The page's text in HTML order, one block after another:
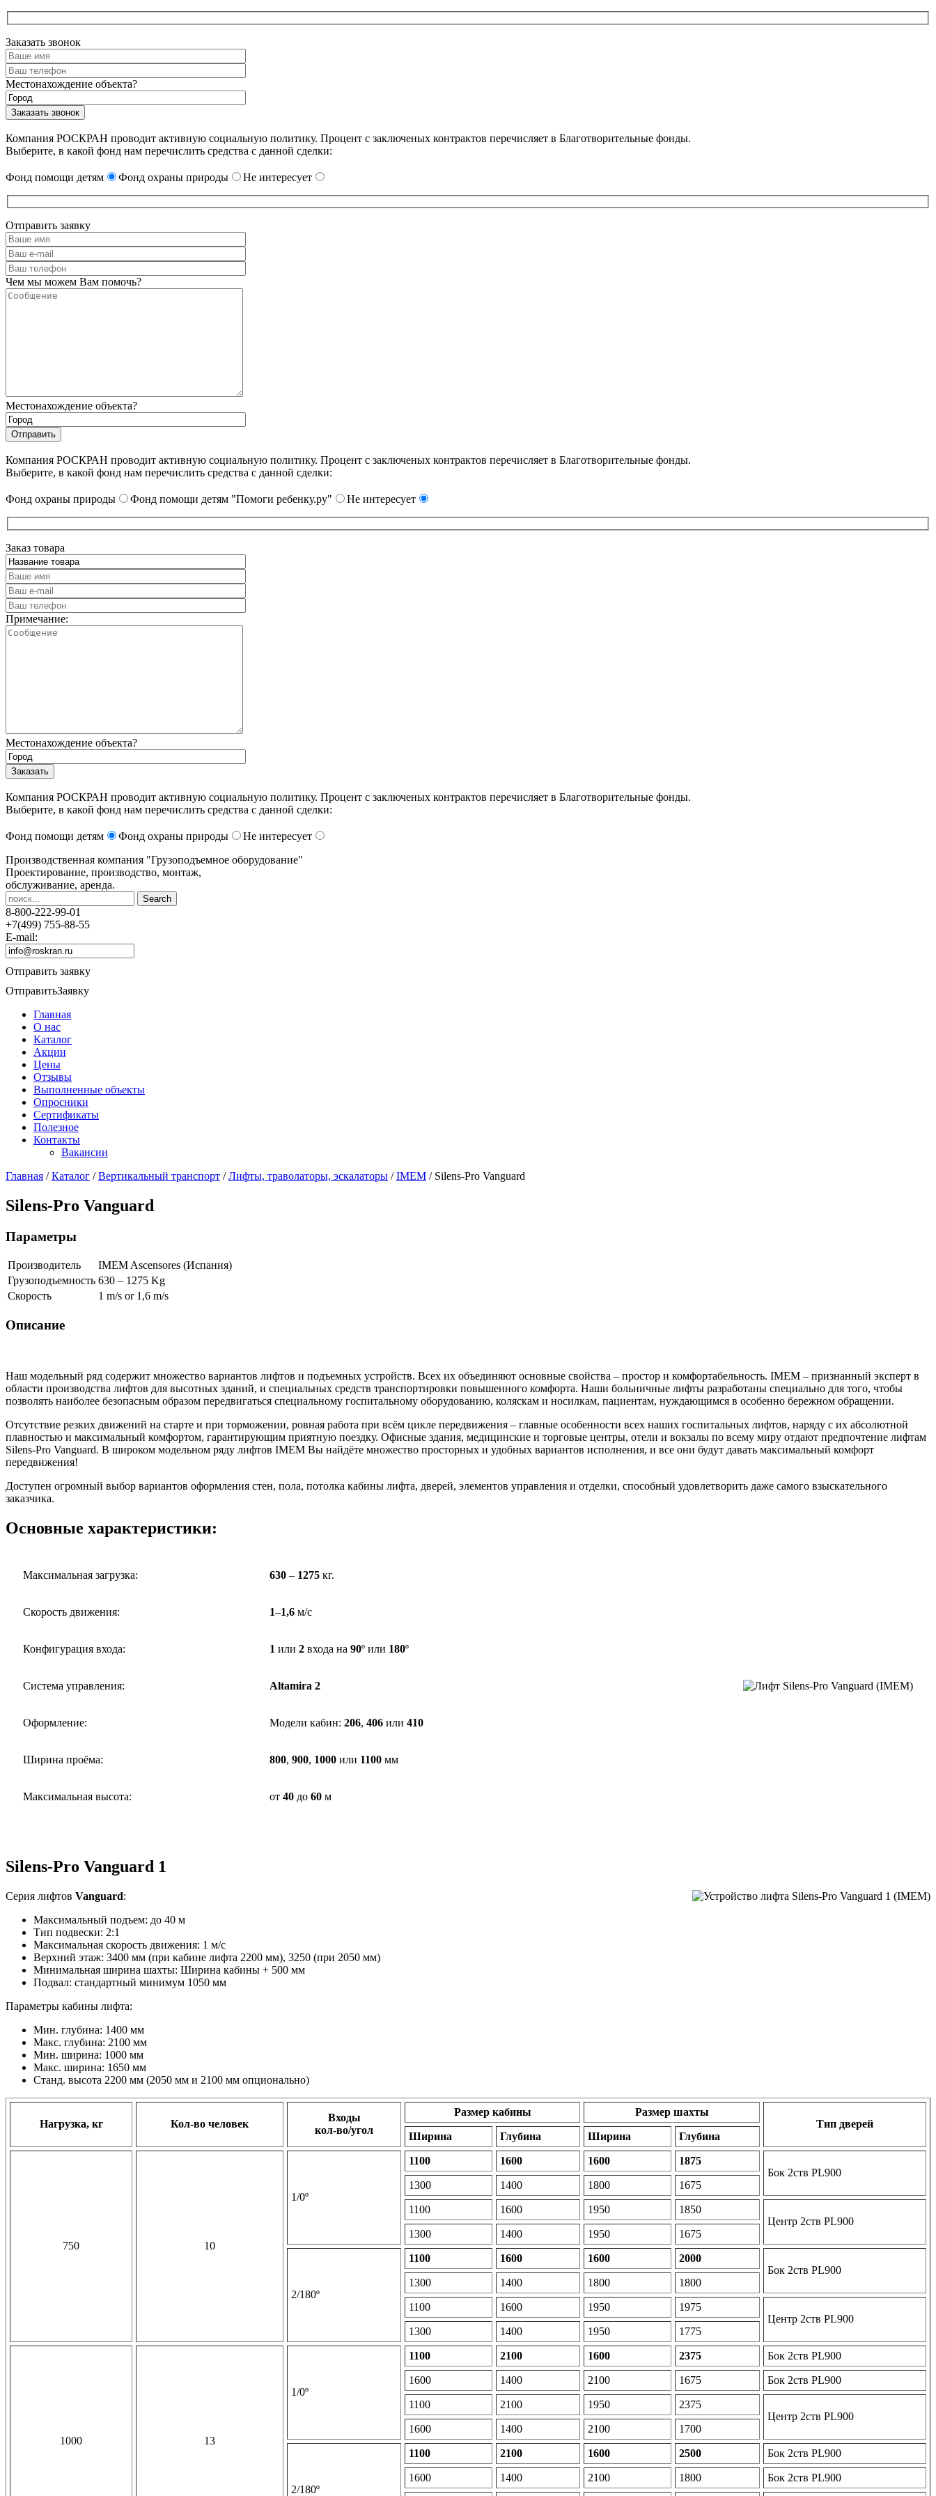
Заказать звонок
Местонахождение объекта?
Компания РОСКРАН проводит активную социальную политику. Процент с заключеных контрактов перечисляет в Благотворительные фонды.
Выберите, в какой фонд нам перечислить средства с данной сделки:
Фонд помощи детям Фонд охраны природы Не интересует
Отправить заявку
Чем мы можем Вам помочь?
Местонахождение объекта?
Компания РОСКРАН проводит активную социальную политику. Процент с заключеных контрактов перечисляет в Благотворительные фонды.
Выберите, в какой фонд нам перечислить средства с данной сделки:
Фонд охраны природы Фонд помощи детям "Помоги ребенку.ру" Не интересует
Заказ товара
Примечание:
Местонахождение объекта?
Компания РОСКРАН проводит активную социальную политику. Процент с заключеных контрактов перечисляет в Благотворительные фонды.
Выберите, в какой фонд нам перечислить средства с данной сделки:
Фонд помощи детям Фонд охраны природы
Не интересует
Производственная компания "Грузоподъемное оборудование"
Проектирование, производство, монтаж,
обслуживание, аренда.
8-800-222-99-01
+7(499) 755-88-55
E-mail:
Отправить заявку
ОтправитьЗаявку
Главная
О нас
Каталог
Акции
Цены
Отзывы
Выполненные объекты
Опросники
Сертификаты
Полезное
Контакты
Вакансии
Главная /Каталог /Вертикальный транспорт /Лифты, траволаторы, эскалаторы /IMEM / Silens-Pro Vanguard
Silens-Pro Vanguard
Параметры
Производитель
IMEM Ascensores (Испания)
Грузоподъемность 630 – 1275 Kg
Скорость
1 m/s or 1,6 m/s
Описание
Наш модельный ряд содержит множество вариантов лифтов и подъемных устройств. Всех их объединяют основные свойства – простор и комфортабельность. IMEM – признанный эксперт в
области производства лифтов для высотных зданий, и специальных средств транспортировки повышенного комфорта. Наши больничные лифты разработаны специально для того, чтобы
позволять наиболее безопасным образом передвигаться специальному госпитальному оборудованию, коляскам и носилкам, пациентам, нуждающимся в особенно бережном обращении.
Отсутствие резких движений на старте и при торможении, ровная работа при всём цикле передвижения – главные особенности всех наших госпитальных лифтов, наряду с их абсолютной
плавностью и максимальный комфортом, гарантирующим приятную поездку. Офисные здания, медицинские и торговые центры, отели и вокзалы по всему миру отдают предпочтение лифтам
Silens-Pro Vanguard. В широком модельном ряду лифтов IMEM Вы найдёте множество просторных и удобных вариантов исполнения, и все они будут давать максимальный комфорт
передвижения!
Доступен огромный выбор вариантов оформления стен, пола, потолка кабины лифта, дверей, элементов управления и отделки, способный удовлетворить даже самого взыскательного
заказчика.
Основные характеристики:
Максимальная загрузка: 630 – 1275 кг.
Скорость движения: 1–1,6 м/с
Конфигурация входа: 1 или 2 входа на 90º или 180º
Система управления: Altamira 2
Оформление: Модели кабин: 206, 406 или 410
Ширина проёма: 800, 900, 1000 или 1100 мм
Максимальная высота: от 40 до 60 м
Silens-Pro Vanguard 1
Серия лифтов Vanguard:
Максимальный подъем: до 40 м
Тип подвески: 2:1
Максимальная скорость движения: 1 м/с
Верхний этаж: 3400 мм (при кабине лифта 2200 мм), 3250 (при 2050 мм)
Минимальная ширина шахты: Ширина кабины + 500 мм
Подвал: стандартный минимум 1050 мм
Параметры кабины лифта:
Мин. глубина: 1400 мм
Макс. глубина: 2100 мм
Мин. ширина: 1000 мм
Макс. ширина: 1650 мм
Станд. высота 2200 мм (2050 мм и 2100 мм опционально)
Нагрузка, кг Кол-во человек
Входы
кол-во/угол
Размер кабины
Размер шахты
Тип дверей
Ширина
Глубина Ширина Глубина
750 10
1/0º
1100 1600 1600
1875
Бок 2ств PL900
1300
1400 1800 1675
1100 1600 1950
1850
Центр 2ств PL900
1300
1400 1950 1675
2/180º
1100 1600 1600
2000
Бок 2ств PL900
1300
1400 1800 1800
1100 1600 1950
1975
Центр 2ств PL900
1300
1400 1950 1775
1000 13
1/0º
1100 2100 1600 2375 Бок 2ств PL900
1600 1400 2100 1675 Бок 2ств PL900
1100 2100 1950
2375
Центр 2ств PL900
1600
1400 2100 1700
2/180º
1100 2100 1600 2500 Бок 2ств PL900
1600 1400 2100 1800 Бок 2ств PL900